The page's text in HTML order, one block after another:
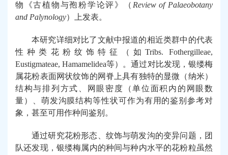
物《古植物与孢粉学论评》（ Review of Palaeobotany
and Palynology）上发表。
本研究详细对比了文献中报道的相近类群中的代表
性种类花粉纹饰特征（如 Tribs. Fothergilleae,
Eustigmateae,Hamamelidea等） 。通过对比发现，银缕梅
属花粉表面网状纹饰的网脊上具有独特的显微（纳米）
结构与排列方式、网眼密度（单位面积内的网眼数
量）、萌发沟膜结构等性状可作为有用的鉴别参考对
象 ，甚至可用作种间鉴别 。
通过研究花粉形态、纹饰与萌发沟的变异问题， 团
队还发现，银缕梅属内的种间与种内水平的花粉粒虽然